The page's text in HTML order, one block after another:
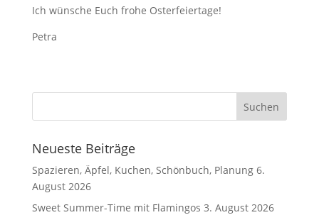
Ich wünsche Euch frohe Osterfeiertage!
Petra
Neueste Beiträge
Spazieren, Äpfel, Kuchen, Schönbuch, Planung 6.
August 2026
Sweet Summer-Time mit Flamingos 3. August 2026